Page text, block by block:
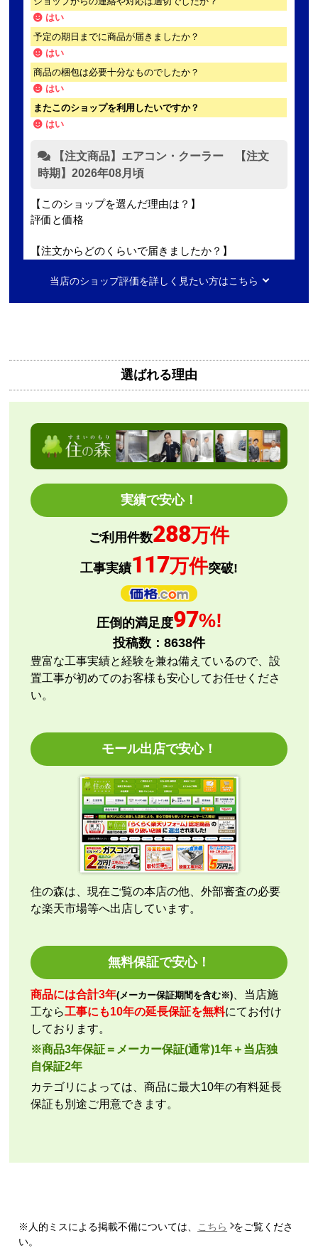
はい
予定の期日までに商品が届きましたか？
はい
商品の梱包は必要十分なものでしたか？
はい
またこのショップを利用したいですか？
はい
【注文商品】エアコン・クーラー 【注文
時期】2026年08月頃
【このショップを選んだ理由は？】
評価と価格
【注文からどのくらいで届きましたか？】
こちらの都合で、最短でお届けいただくようご依頼。
施工業者への連絡の都合上、何度かメールをさせてい
ただきましたが、連絡も早く安心して購入させていた
kazumorimoriさん
2026年7月29日 07:13
欲しい商品をスムーズに注文できましたか？
ショップからの連絡や対応は適切でしたか？
予定の期日までに商品が届きましたか？
商品の梱包は必要十分なものでしたか？
またこのショップを利用したいですか？
いいえ
【注文商品】エアコン・クーラー 【注文
時期】2026年07月頃
【このショップを選んだ理由は？】
商品価格の安さ
【注文からどのくらいで届きましたか？】
迅速に届いた
【その他感想・コメント】
工事費用が、家電量販店と比較しても鬼のように高
商品価格は安く、工事費で稼ぐ形。
商品だけ買うならいいが、工事はしない方がいい。
工事セットでは二度とつかわない
アト＠リエさん
2026年7月28日 17:11
欲しい商品をスムーズに注文できましたか？
はい
ショップからの連絡や対応は適切でしたか？
はい
商品の梱包は必要十分なものでしたか？
当店のショップ評価を詳しく見たい方はこちら
選ばれる理由
実績で安心！
ご利用件数288万件
工事実績117万件突破!
圧倒的満足度97%!
投稿数： 8638件
豊富な工事実績と経験を兼ね備えているので、設
置工事が初めてのお客様も安心してお任せくださ
い。
モール出店で安心！
住の森は、現在ご覧の本店の他、外部審査の必要
な楽天市場等へ出店しています。
無料保証で安心！
商品には合計3年(メーカー保証期間を含む※) 、当店施
工なら工事にも10年の延長保証を無料にてお付け
しております。
※商品3年保証＝メーカー保証(通常)1年＋当店独
自保証2年
カテゴリによっては、商品に最大10年の有料延長
保証も別途ご用意できます。
※人的ミスによる掲載不備については、 こちら
をご覧くださ
い。